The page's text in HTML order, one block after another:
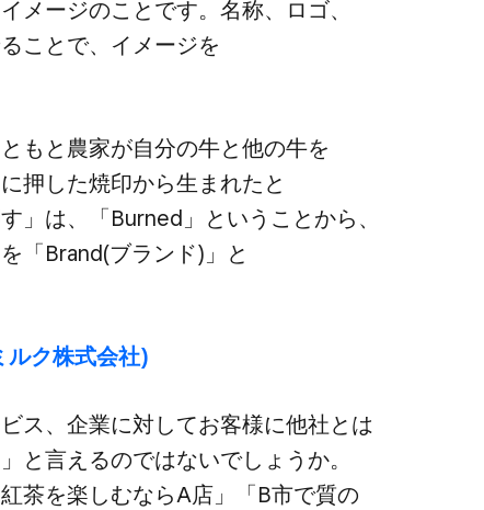
メージの​ことです。​名称、​ロゴ、​
ことで、​イメージを​
もと​農家が​自分の​牛と​他の​牛を​
押した​焼印から​生まれた​と​
」は、​「Burned」と​いう​ことから、​
「Brand(ブランド)」と​
ルク株式会社)
ス、​企業に​対してお客様に​他社とは​
と​言えるのではないでしょうか。​
茶を​楽しむなら​A店」​「B市で​質の​